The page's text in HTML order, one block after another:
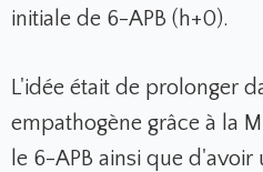
initiale de 6-APB (h+0).
L'idée était de prolonger
empathogène grâce à la
le 6-APB ainsi que